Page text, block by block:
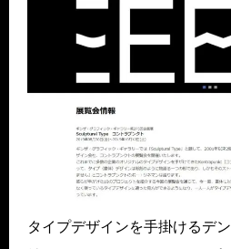
タイプデザインを手掛けるデ